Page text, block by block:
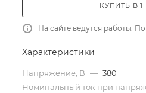
КУПИТЬ В
На сайте ведутся работы.
Характеристики
Напряжение, В — 380
Номинальный ток при